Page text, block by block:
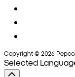
Copyright © 2026
Selected